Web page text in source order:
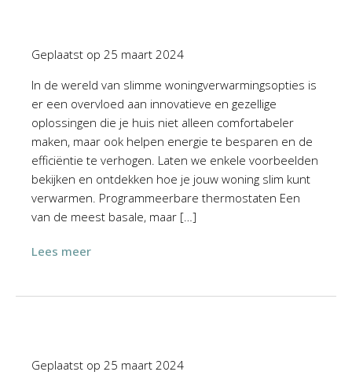
Geplaatst op 25 maart 2024
In de wereld van slimme woningverwarmingsopties is
er een overvloed aan innovatieve en gezellige
oplossingen die je huis niet alleen comfortabeler
maken, maar ook helpen energie te besparen en de
efficiëntie te verhogen. Laten we enkele voorbeelden
bekijken en ontdekken hoe je jouw woning slim kunt
verwarmen. Programmeerbare thermostaten Een
van de meest basale, maar […]
Lees meer
Geplaatst op 25 maart 2024